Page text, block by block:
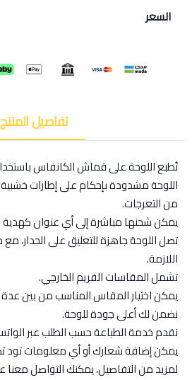
السعر
تفاصيل المنتج
تُطبع اللوحة على قماش الكانفاس
اللوحة مشدودة بإحكام على إطارات
من التعرجات.
يمكن شحنها مباشرة إلى أي عنوان
تصل اللوحة جاهزة للتعليق على الجدار،
اللازمة.
تشمل المقاسات الفريم الخارجي.
يمكن اختيار المقاس المناسب من بين عدة
نضمن لك أعلى جودة للوحة.
نقدم خدمة الطباعة حسب الطلب عبر
يمكن إضافة شعارك أو أي معلومات تود
لمزيد من التفاصيل، يمكنك التواصل معنا